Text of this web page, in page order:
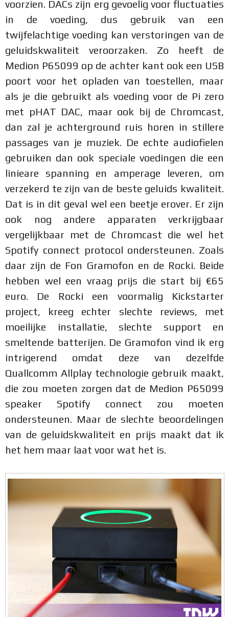
voorzien. DACs zijn erg gevoelig voor fluctuaties
in de voeding, dus gebruik van een
twijfelachtige voeding kan verstoringen van de
geluidskwaliteit veroorzaken. Zo heeft de
Medion P65099 op de achter kant ook een USB
poort voor het opladen van toestellen, maar
als je die gebruikt als voeding voor de Pi zero
met pHAT DAC, maar ook bij de Chromcast,
dan zal je achterground ruis horen in stillere
passages van je muziek. De echte audiofielen
gebruiken dan ook speciale voedingen die een
linieare spanning en amperage leveren, om
verzekerd te zijn van de beste geluids kwaliteit.
Dat is in dit geval wel een beetje erover. Er zijn
ook nog andere apparaten verkrijgbaar
vergelijkbaar met de Chromcast die wel het
Spotify connect protocol ondersteunen. Zoals
daar zijn de Fon Gramofon en de Rocki. Beide
hebben wel een vraag prijs die start bij €65
euro. De Rocki een voormalig Kickstarter
project, kreeg echter slechte reviews, met
moeilijke installatie, slechte support en
smeltende batterijen. De Gramofon vind ik erg
intrigerend omdat deze van dezelfde
Quallcomm Allplay technologie gebruik maakt,
die zou moeten zorgen dat de Medion P65099
speaker Spotify connect zou moeten
ondersteunen. Maar de slechte beoordelingen
van de geluidskwaliteit en prijs maakt dat ik
het hem maar laat voor wat het is.